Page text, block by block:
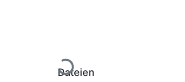
Lade...
Dateien